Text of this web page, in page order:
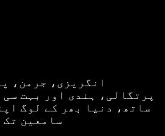
انگریزی، جرمن،
پرتگالی، ہندی اور بہت
ساتھ، دنیا بھر کے لوگ
سامعین تک